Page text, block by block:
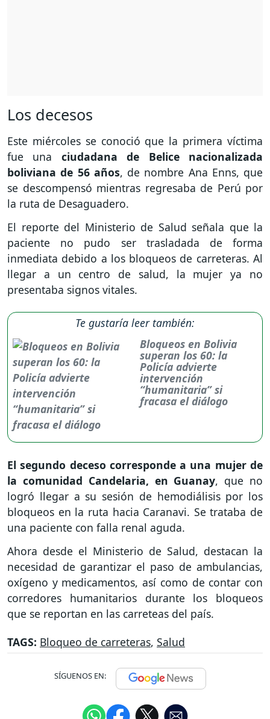
Los decesos
Este miércoles se conoció que la primera víctima
fue una ciudadana de Belice nacionalizada
boliviana de 56 años, de nombre Ana Enns, que
se descompensó mientras regresaba de Perú por
la ruta de Desaguadero.
El reporte del Ministerio de Salud señala que la
paciente no pudo ser trasladada de forma
inmediata debido a los bloqueos de carreteras. Al
llegar a un centro de salud, la mujer ya no
presentaba signos vitales.
Te gustaría leer también:
Bloqueos en Bolivia
superan los 60: la
Policía advierte
intervención
“humanitaria” si
fracasa el diálogo
El segundo deceso corresponde a una mujer de
la comunidad Candelaria, en Guanay, que no
logró llegar a su sesión de hemodiálisis por los
bloqueos en la ruta hacia Caranavi. Se trataba de
una paciente con falla renal aguda.
Ahora desde el Ministerio de Salud, destacan la
necesidad de garantizar el paso de ambulancias,
oxígeno y medicamentos, así como de contar con
corredores humanitarios durante los bloqueos
que se reportan en las carreteas del país.
TAGS: Bloqueo de carreteras, Salud
SÍGUENOS EN: